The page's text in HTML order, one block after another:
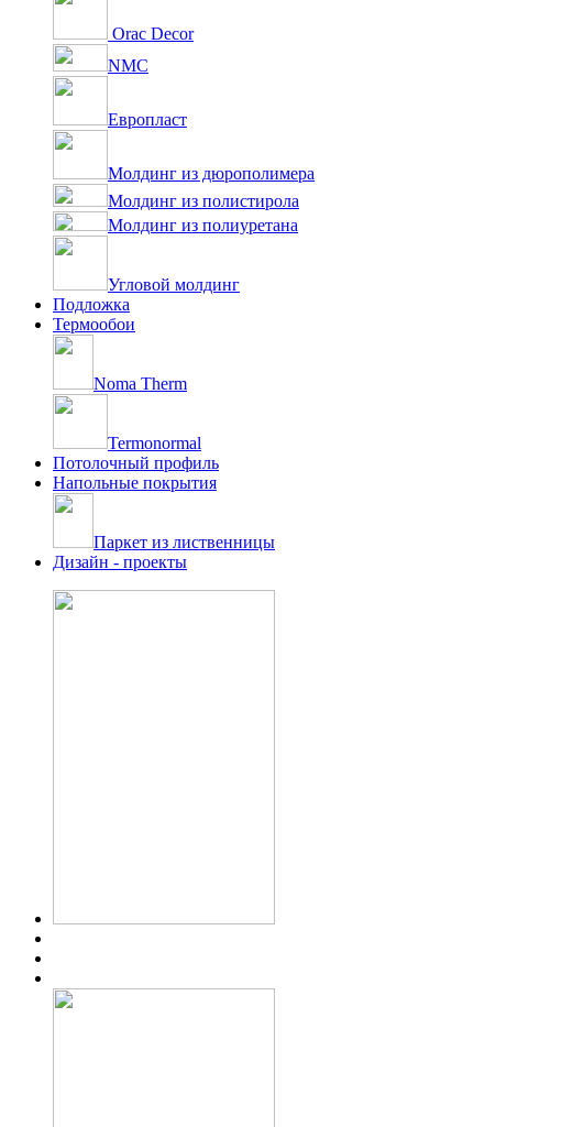
Orac Decor
NMC
Европласт
Молдинг из дюрополимера
Молдинг из полистирола
Молдинг из полиуретана
Угловой молдинг
Подложка
Термообои
Noma Therm
Termonormal
Потолочный профиль
Напольные покрытия
Паркет из лиственницы
Дизайн - проекты